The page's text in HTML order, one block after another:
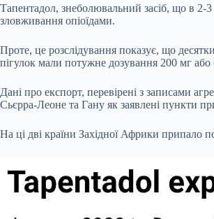
Тапентадол, знеболювальний засіб, що в 2-
зловживання опіоїдами.
Проте, це розслідування показує, що
пігулок мали потужне дозування 200 мг або
Дані про експорт, перевірені з записами
Сьєрра-Леоне та Гану як заявлені пункти
На ці дві країни Західної Африки припало